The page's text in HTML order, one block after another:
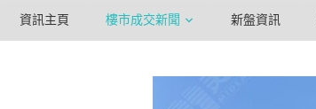
資訊主頁 樓市成交新聞 新盤資訊